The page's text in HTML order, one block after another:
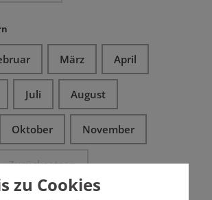
März April
Juli August
Oktober November
Zurücksetzen
zu Cookies